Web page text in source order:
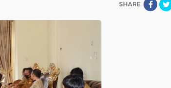
SHARE